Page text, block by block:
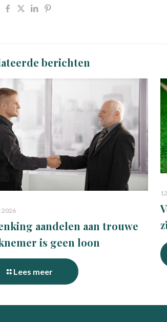
berichten
2026
aandelen aan trouwe
is geen loon
Lees meer